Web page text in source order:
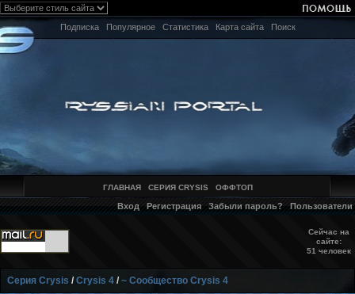
Подписка Популярное Статистика Карта сайта Поиск
ГЛАВНАЯ СЕРИЯ CRYSIS ОФФТОП
Вход Регистрация Забыли пароль? Пользователи
Сейчас на
сайте:
51 человек
Серия Crysis /Crysis 4 /~ Сообщество Crysis 4